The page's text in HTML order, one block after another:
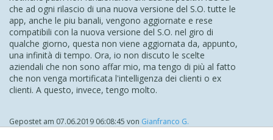
che ad ogni rilascio di una nuova versione del S.O. tutte le
app, anche le piu banali, vengono aggiornate e rese
compatibili con la nuova versione del S.O. nel giro di
qualche giorno, questa non viene aggiornata da, appunto,
una infinità di tempo. Ora, io non discuto le scelte
aziendali che non sono affar mio, ma tengo di più al fatto
che non venga mortificata l'intelligenza dei clienti o ex
clienti. A questo, invece, tengo molto.
Gepostet am 07.06.2019 06:08:45 von Gianfranco G.